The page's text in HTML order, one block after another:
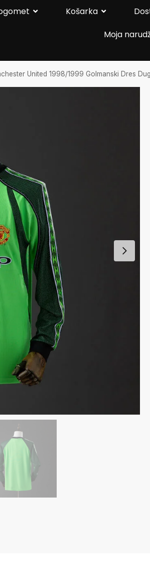
Košarka
Moja
United 1998/1999 Golmanski Dres